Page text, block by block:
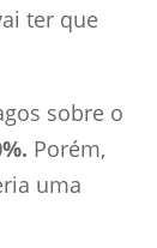
ter que
sobre o
Porém,
uma